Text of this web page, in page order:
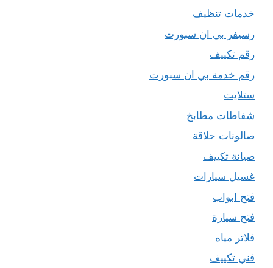
خدمات تنظيف
رسيفر بي ان سبورت
رقم تكييف
رقم خدمة بي ان سبورت
ستلايت
شفاطات مطابخ
صالونات حلاقة
صيانة تكييف
غسيل سيارات
فتح ابواب
فتح سيارة
فلاتر مياه
فني تكييف